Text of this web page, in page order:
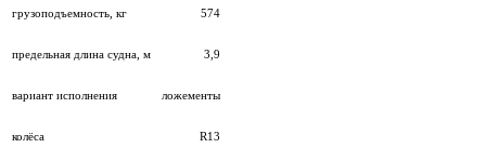
грузоподъемность, кг 574
предельная длина судна, м 3,9
вариант исполнения ложементы
колёса R13